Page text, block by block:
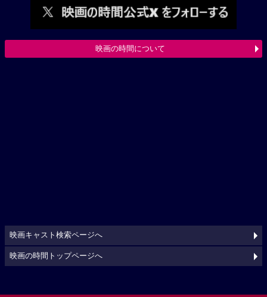
映画の時間について
映画キャスト検索ページへ
映画の時間トップページへ